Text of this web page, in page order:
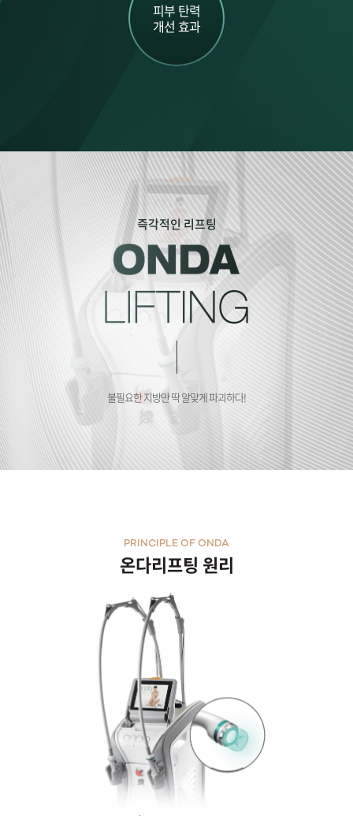
피부 탄력
개선 효과
즉각적인 리프팅
불필요한 지방만 딱 알맞게 파괴하다!
PRINCIPLE OF ONDA
온다리프팅 원리